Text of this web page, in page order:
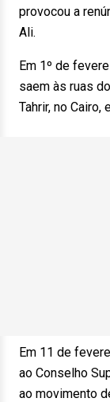
provocou a
Ali.
Em 1º de
saem às ruas
Tahrir, no
Em 11 de
ao Conselho
ao movimento